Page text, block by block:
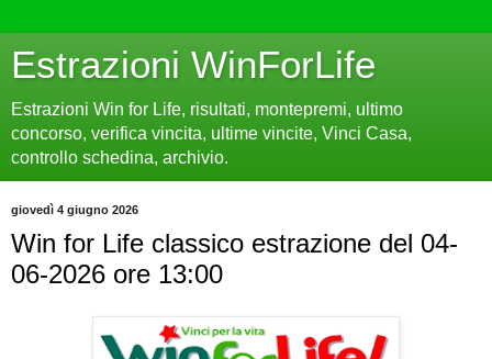
Estrazioni WinForLife
Estrazioni Win for Life, risultati, montepremi, ultimo
concorso, verifica vincita, ultime vincite, Vinci Casa,
controllo schedina, archivio.
giovedì 4 giugno 2026
Win for Life classico estrazione del 04-
06-2026 ore 13:00